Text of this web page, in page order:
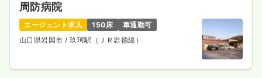
周防病院
エージェント求人 150床
車通勤可
山口県岩国市 / 玖珂駅（ＪＲ岩徳線）